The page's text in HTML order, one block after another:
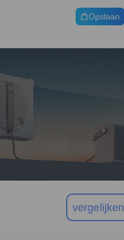
Opslaan
vergelijken